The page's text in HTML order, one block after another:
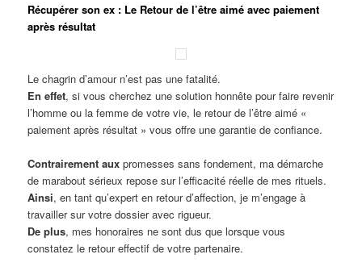
Récupérer son ex : Le Retour de l’être aimé avec paiement
après résultat
Le chagrin d’amour n’est pas une fatalité.
En effet, si vous cherchez une solution honnête pour faire revenir
l’homme ou la femme de votre vie, le retour de l’être aimé «
paiement après résultat » vous offre une garantie de confiance.
Contrairement aux promesses sans fondement, ma démarche
de marabout sérieux repose sur l’efficacité réelle de mes rituels.
Ainsi, en tant qu’expert en retour d’affection, je m’engage à
travailler sur votre dossier avec rigueur.
De plus, mes honoraires ne sont dus que lorsque vous
constatez le retour effectif de votre partenaire.